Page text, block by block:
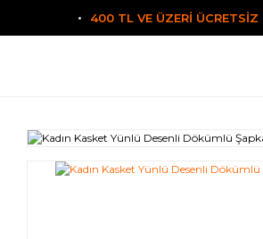
400 TL VE ÜZERİ ÜCRETSİZ